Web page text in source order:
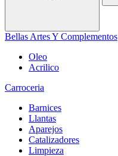
Bellas Artes Y Complementos
Oleo
Acrilico
Carroceria
Barnices
Llantas
Aparejos
Catalizadores
Limpieza